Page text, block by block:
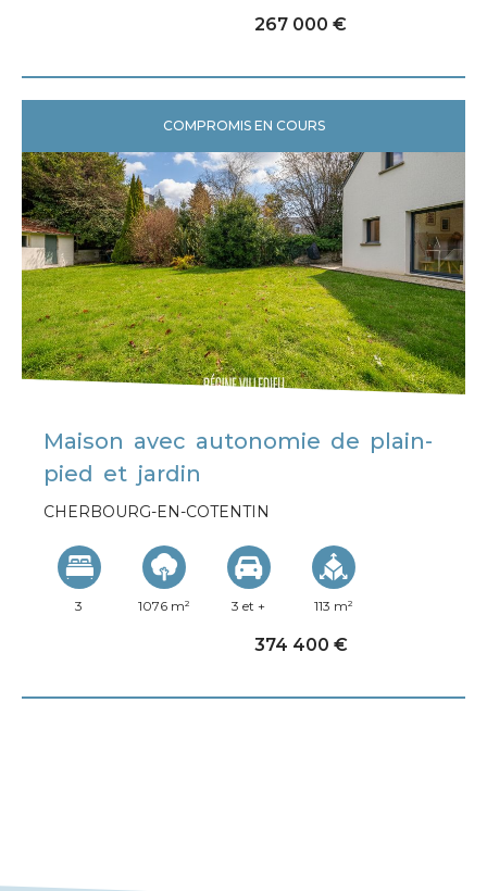
267 000 €
COMPROMIS EN COURS
Maison avec autonomie de plain-
pied et jardin
CHERBOURG-EN-COTENTIN
3 1076 m² 3 et + 113 m²
374 400 €